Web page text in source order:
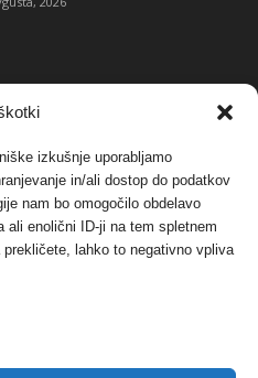
izkušnje uporabljamo
in/ali dostop do podatkov
nam bo omogočilo obdelavo
ali enolični ID-ji na tem spletnem
lahko to negativno vpliva
elektrarnam na Ojstrici, v
bolj...
2017
v korist elektrarnam
cvetličarskega mojstra Andreja